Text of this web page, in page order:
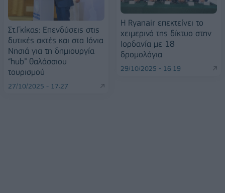
Στ.Γκίκας: Επενδύσεις στις
δυτικές ακτές και στα Ιόνια
Νησιά για τη δημιουργία
“hub” θαλάσσιου
τουρισμού
27/10/2025 - 17:27
Η Ryanair επεκτείνει το
χειμερινό της δίκτυο στην
Ιορδανία με 18
δρομολόγια
29/10/2025 - 16:19